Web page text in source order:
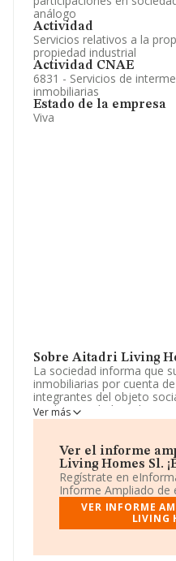
análogo
Actividad
Servicios relativos a la
propiedad industrial
Actividad CNAE
6831 - Servicios de
inmobiliarias
Estado de la empresa
Viva
Sobre Aitadri Living
La sociedad informa que
inmobiliarias por cuenta
integrantes del objeto
por la sociedad total o
mediante la titularidad de
empresa aparece inscrita
Sociedad Limitada.
'Agentes de la propiedad
realiza actividad de
La empresa española
CIF B23959323, se
Ver más
Ver el informe
Living Homes Sl.
Regístrate en
Informe Ampliado de
VER INFORME
LIVING